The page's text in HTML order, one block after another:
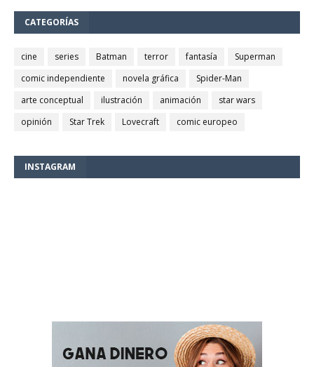
CATEGORÍAS
cine series Batman terror fantasía
Superman
comic independiente
novela gráfica
Spider-Man
arte conceptual
ilustración animación
star wars
opinión
Star Trek Lovecraft comic europeo
INSTAGRAM